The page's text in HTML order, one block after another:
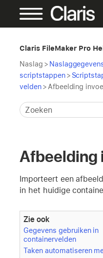
Claris FileMaker Pro
Naslag >
scriptstappen >
velden> Afbeelding
Afbeelding
Importeert een
in het huidige
Zie ook
Gegevens gebruiken in
containervelden
Taken automatiseren